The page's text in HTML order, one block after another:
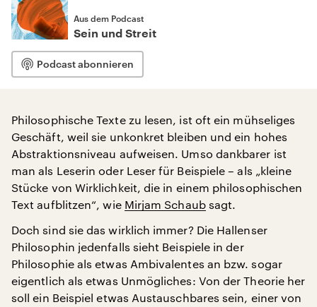
Aus dem Podcast
Sein und Streit
Podcast abonnieren
Philosophische Texte zu lesen, ist oft ein mühseliges
Geschäft, weil sie unkonkret bleiben und ein hohes
Abstraktionsniveau aufweisen. Umso dankbarer ist
man als Leserin oder Leser für Beispiele – als „kleine
Stücke von Wirklichkeit, die in einem philosophischen
Text aufblitzen“, wie Mirjam Schaubsagt.
Doch sind sie das wirklich immer? Die Hallenser
Philosophin jedenfalls sieht Beispiele in der
Philosophie als etwas Ambivalentes an bzw. sogar
eigentlich als etwas Unmögliches: Von der Theorie her
soll ein Beispiel etwas Austauschbares sein, einer von